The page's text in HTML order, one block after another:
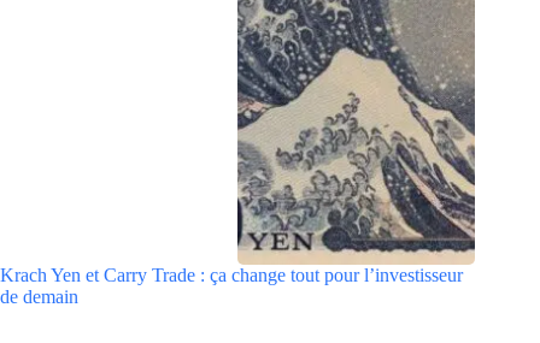
Krach Yen et Carry Trade : ça change tout pour l’investisseur
de demain